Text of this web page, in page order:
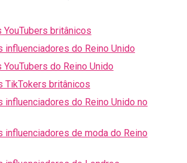
britânicos
influenciadores do Reino Unido
do Reino Unido
TikTokers britânicos
influenciadores do Reino Unido no
influenciadores de moda do Reino